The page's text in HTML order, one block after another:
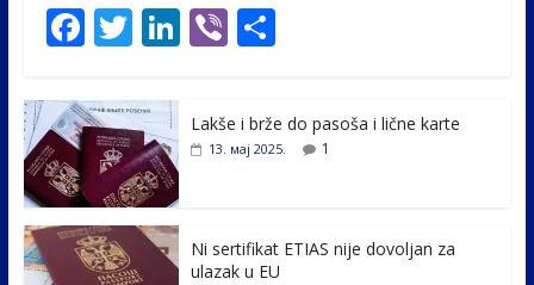
F
e
b
o
o
k
T
itt
er
Li
e
Vi
er
S
ar
e
Lakše i brže do pasoša i lične karte
13. мај 2025. 1
Ni sertifikat ETIAS nije dovoljan za
ulazak u EU